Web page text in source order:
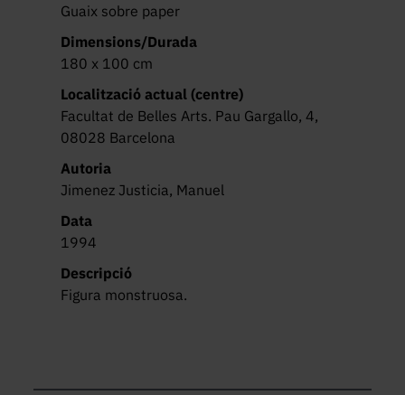
Guaix sobre paper
Dimensions/Durada
180 x 100 cm
Localització actual (centre)
Facultat de Belles Arts. Pau Gargallo, 4,
08028 Barcelona
Autoria
Jimenez Justicia, Manuel
Data
1994
Descripció
Figura monstruosa.